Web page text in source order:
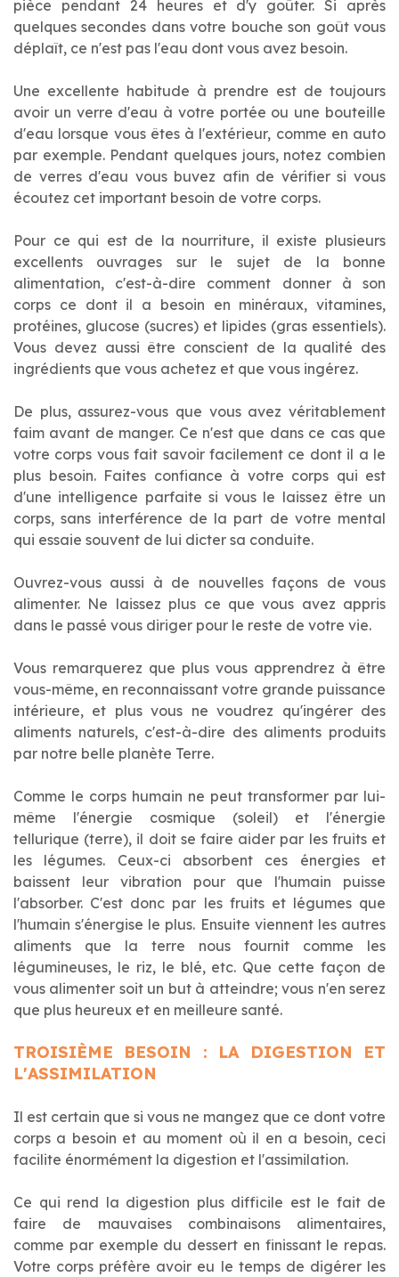
pièce pendant 24 heures et d'y goûter. Si après
quelques secondes dans votre bouche son goût vous
déplaît, ce n'est pas l'eau dont vous avez besoin.
Une excellente habitude à prendre est de toujours
avoir un verre d'eau à votre portée ou une bouteille
d'eau lorsque vous êtes à l'extérieur, comme en auto
par exemple. Pendant quelques jours, notez combien
de verres d'eau vous buvez afin de vérifier si vous
écoutez cet important besoin de votre corps.
Pour ce qui est de la nourriture, il existe plusieurs
excellents ouvrages sur le sujet de la bonne
alimentation, c'est-à-dire comment donner à son
corps ce dont il a besoin en minéraux, vitamines,
protéines, glucose (sucres) et lipides (gras essentiels).
Vous devez aussi être conscient de la qualité des
ingrédients que vous achetez et que vous ingérez.
De plus, assurez-vous que vous avez véritablement
faim avant de manger. Ce n'est que dans ce cas que
votre corps vous fait savoir facilement ce dont il a le
plus besoin. Faites confiance à votre corps qui est
d'une intelligence parfaite si vous le laissez être un
corps, sans interférence de la part de votre mental
qui essaie souvent de lui dicter sa conduite.
Ouvrez-vous aussi à de nouvelles façons de vous
alimenter. Ne laissez plus ce que vous avez appris
dans le passé vous diriger pour le reste de votre vie.
Vous remarquerez que plus vous apprendrez à être
vous-même, en reconnaissant votre grande puissance
intérieure, et plus vous ne voudrez qu'ingérer des
aliments naturels, c'est-à-dire des aliments produits
par notre belle planète Terre.
Comme le corps humain ne peut transformer par lui-
même l'énergie cosmique (soleil) et l'énergie
tellurique (terre), il doit se faire aider par les fruits et
les légumes. Ceux-ci absorbent ces énergies et
baissent leur vibration pour que l'humain puisse
l'absorber. C'est donc par les fruits et légumes que
l'humain s'énergise le plus. Ensuite viennent les autres
aliments que la terre nous fournit comme les
légumineuses, le riz, le blé, etc. Que cette façon de
vous alimenter soit un but à atteindre; vous n'en serez
que plus heureux et en meilleure santé.
TROISIÈME BESOIN : LA DIGESTION ET
L'ASSIMILATION
Il est certain que si vous ne mangez que ce dont votre
corps a besoin et au moment où il en a besoin, ceci
facilite énormément la digestion et l'assimilation.
Ce qui rend la digestion plus difficile est le fait de
faire de mauvaises combinaisons alimentaires,
comme par exemple du dessert en finissant le repas.
Votre corps préfère avoir eu le temps de digérer les